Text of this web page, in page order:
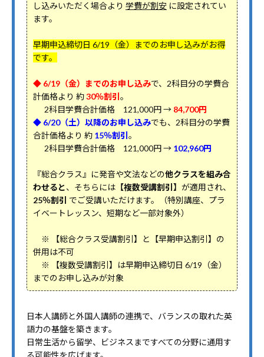
し込みいただく場合より 学費が割安 に設定されてい
ます。
早期申込締切日 6/19（金）までのお申し込みがお得
です。
◆ 6/19（金）までのお申し込みで、2科目分の学費合
計価格より 約30％割引 。
2科目学費合計価格 121,000円 → 84,700円
◆ 6/20（土）以降のお申し込みでも、2科目分の学費
合計価格より 約 15％割引 。
2科目学費合計価格 121,000円 → 102,960円
『総合クラス』に発音や文法などの他クラスを組み合
わせると、そちらには 【複数受講割引】 が適用され、
25％割引 でご受講いただけます。（特別講座、プラ
イベートレッスン、短期など一部対象外）
※ 【総合クラス受講割引】と【早期申込割引】の
併用は不可
※ 【複数受講割引】は早期申込締切日 6/19（金）
までのお申し込みが対象
日本人講師と外国人講師の連携で、バランスの取れた英
語力の基盤を築きます。
日常生活から留学、ビジネスまですべての分野に通用す